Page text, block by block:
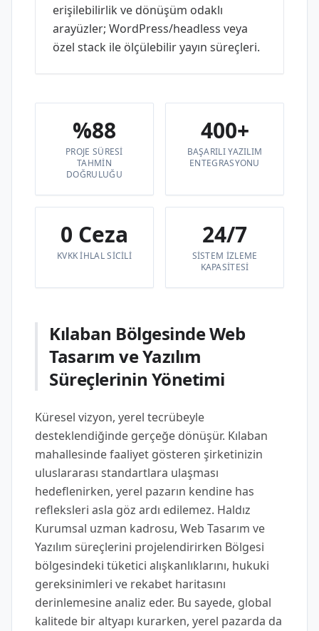
erişilebilirlik ve dönüşüm odaklı
arayüzler; WordPress/headless veya
özel stack ile ölçülebilir yayın süreçleri.
%88
PROJE SÜRESI
TAHMIN
DOĞRULUĞU
400+
BAŞARILI YAZILIM
ENTEGRASYONU
0 Ceza
KVKK IHLAL SICILI
24/7
SISTEM IZLEME
KAPASITESI
Kılaban Bölgesinde Web
Tasarım ve Yazılım
Süreçlerinin Yönetimi
Küresel vizyon, yerel tecrübeyle
desteklendiğinde gerçeğe dönüşür. Kılaban
mahallesinde faaliyet gösteren şirketinizin
uluslararası standartlara ulaşması
hedeflenirken, yerel pazarın kendine has
refleksleri asla göz ardı edilemez. Haldız
Kurumsal uzman kadrosu, Web Tasarım ve
Yazılım süreçlerini projelendirirken Bölgesi
bölgesindeki tüketici alışkanlıklarını, hukuki
gereksinimleri ve rekabet haritasını
derinlemesine analiz eder. Bu sayede, global
kalitede bir altyapı kurarken, yerel pazarda da